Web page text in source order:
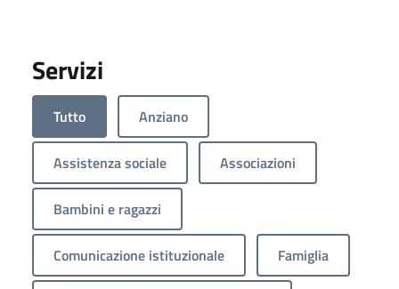
Servizi
Tutto Anziano
Assistenza sociale Associazioni
Bambini e ragazzi
Comunicazione istituzionale Famiglia